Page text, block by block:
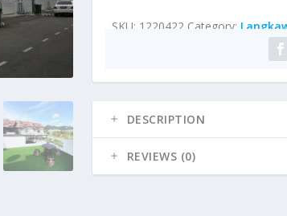
SKU: 1220422 Category:
DESCRIPTION
REVIEWS (0)